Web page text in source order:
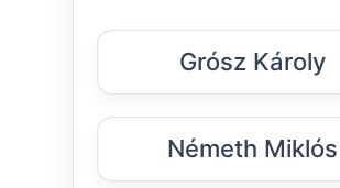
Grósz Károly
Németh Miklós